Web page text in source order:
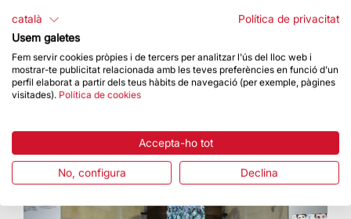
L’acte es va celebrar el dia 14 de desembre a les
18.30 h a la Basílica
català
Política de privacitat
Usem galetes
Fem servir cookies pròpies i de tercers per analitzar l'ús del lloc web i
mostrar-te publicitat relacionada amb les teves preferències en funció d'un
perfil elaborat a partir dels teus hàbits de navegació (per exemple, pàgines
visitades). Política de cookies
Accepta-ho tot
No, configura Declina